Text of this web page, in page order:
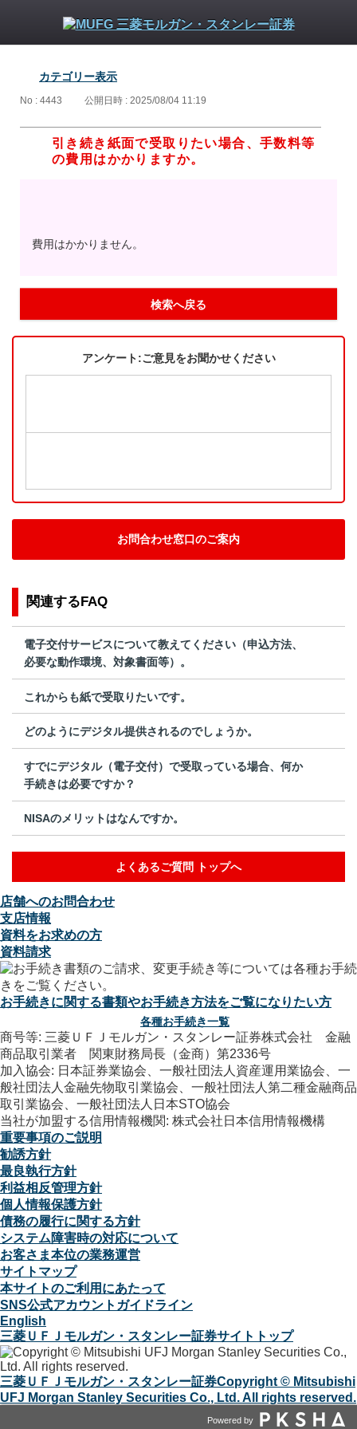
カテゴリー表示
No : 4443 公開日時 : 2025/08/04 11:19
引き続き紙面で受取りたい場合、手数料等
の費用はかかりますか。
費用はかかりません。
検索へ戻る
アンケート:ご意見をお聞かせください
お問合わせ窓口のご案内
関連するFAQ
電子交付サービスについて教えてください（申込方法、
必要な動作環境、対象書面等）。
これからも紙で受取りたいです。
どのようにデジタル提供されるのでしょうか。
すでにデジタル（電子交付）で受取っている場合、何か
手続きは必要ですか？
NISAのメリットはなんですか。
よくあるご質問 トップへ
店舗へのお問合わせ
支店情報
資料をお求めの方
資料請求
お手続きに関する書類やお手続き方法をご覧になりたい方
各種お手続き一覧
商号等: 三菱ＵＦＪモルガン・スタンレー証券株式会社 金融
商品取引業者 関東財務局長（金商）第2336号
加入協会: 日本証券業協会、一般社団法人資産運用業協会、一
般社団法人金融先物取引業協会、一般社団法人第二種金融商品
取引業協会、一般社団法人日本STO協会
当社が加盟する信用情報機関: 株式会社日本信用情報機構
重要事項のご説明
勧誘方針
最良執行方針
利益相反管理方針
個人情報保護方針
債務の履行に関する方針
システム障害時の対応について
お客さま本位の業務運営
サイトマップ
本サイトのご利用にあたって
SNS公式アカウントガイドライン
English
三菱ＵＦＪモルガン・スタンレー証券サイトトップ
三菱ＵＦＪモルガン・スタンレー証券Copyright © Mitsubishi
UFJ Morgan Stanley Securities Co., Ltd. All rights reserved.
Powered by